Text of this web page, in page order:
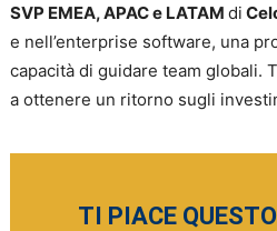
SVP EMEA, APAC e LATAM di
e nell’enterprise software, una
capacità di guidare team globali.
a ottenere un ritorno sugli
TI PIACE QUESTO